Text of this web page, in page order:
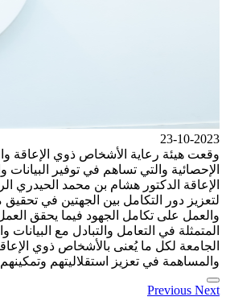
23-10-2023
الإحصائية والتي تساهم في توفير
الإعاقة الدكتور هشام بن محمد الحيدري
والعمل على تكامل الجهود فيما يحقق
المتمثلة في التعامل والتبادل مع
الجامعة لكل ما يُعنى بالأشخاص ذوي
والمساهمة في تعزيز استقلاليتهم
Previous Next